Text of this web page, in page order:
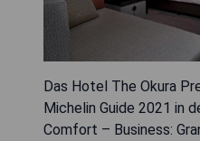
Das Hotel The Okura
Michelin Guide 2021 in
Comfort – Business: